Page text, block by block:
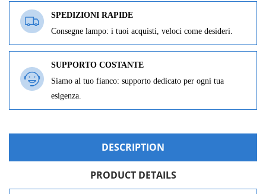
SPEDIZIONI RAPIDE
Consegne lampo: i tuoi acquisti, veloci come desideri.
SUPPORTO COSTANTE
Siamo al tuo fianco: supporto dedicato per ogni tua
esigenza.
DESCRIPTION
PRODUCT DETAILS
CREATE WISHLIST